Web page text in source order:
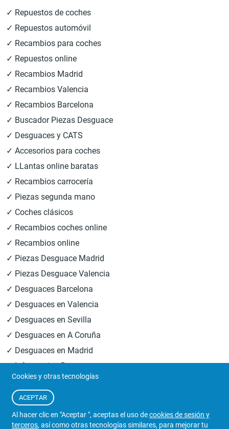
✓ Repuestos de coches
✓ Repuestos automóvil
✓ Recambios para coches
✓ Repuestos online
✓ Recambios Madrid
✓ Recambios Valencia
✓ Recambios Barcelona
✓ Buscador Piezas Desguace
✓ Desguaces y CATS
✓ Accesorios para coches
✓ LLantas online baratas
✓ Recambios carrocería
✓ Piezas segunda mano
✓ Coches clásicos
✓ Recambios coches online
✓ Recambios online
✓ Piezas Desguace Madrid
✓ Piezas Desguace Valencia
✓ Desguaces Barcelona
✓ Desguaces en Valencia
✓ Desguaces en Sevilla
✓ Desguaces en A Coruña
✓ Desguaces en Madrid
✓ Informacion Desguaces
© 2026Central Desguaces Europiezas
reservados.
Cookies y otras tecnologías
ACEPTAR
Al hacer clic en "Aceptar ", aceptas el uso decookies de sesión y
terceros, así como otras tecnologías similares, para mejorar tu